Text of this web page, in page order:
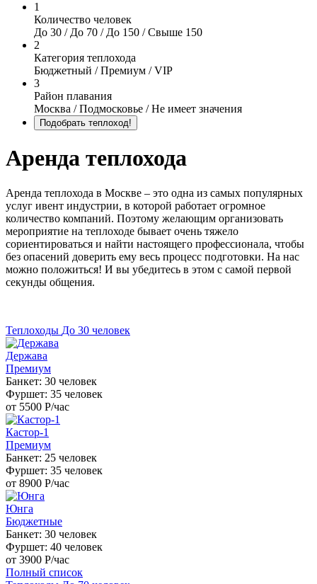
1
Количество человек
До 30 / До 70 / До 150 / Свыше 150
2
Категория теплохода
Бюджетный / Премиум / VIP
3
Район плавания
Москва / Подмосковье / Не имеет значения
Аренда теплохода
Аренда теплохода в Москве – это одна из самых популярных
услуг ивент индустрии, в которой работает огромное
количество компаний. Поэтому желающим организовать
мероприятие на теплоходе бывает очень тяжело
сориентироваться и найти настоящего профессионала, чтобы
без опасений доверить ему весь процесс подготовки. На нас
можно положиться! И вы убедитесь в этом с самой первой
секунды общения.
Теплоходы До 30 человек
Держава
Премиум
Банкет: 30 человек
Фуршет: 35 человек
от 5500 Р/час
Кастор-1
Премиум
Банкет: 25 человек
Фуршет: 35 человек
от 8900 Р/час
Юнга
Бюджетные
Банкет: 30 человек
Фуршет: 40 человек
от 3900 Р/час
Полный список